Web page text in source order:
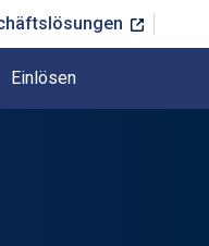
Einlösen